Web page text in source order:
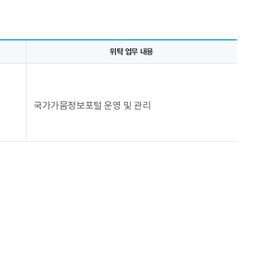
위탁 업무 내용
국가가뭄정보포털 운영 및 관리